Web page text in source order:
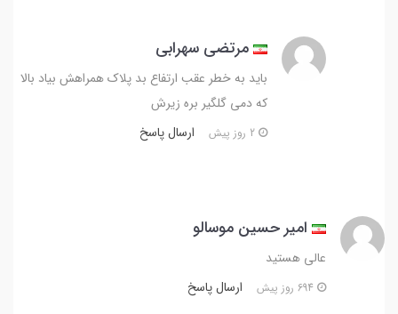
مرتضی سهرابی
باید به خطر عقب ارتفاع بد پلاک همراهش بیاد بالا
که دمی گلگیر بره زیرش
ارسال پاسخ
امیر حسین موسالو
عالی هستید
ارسال پاسخ